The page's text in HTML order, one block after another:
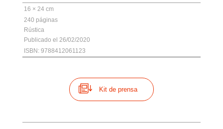
16 × 24 cm
240
Rústica
26/02/2020
ISBN: 9788412061123
Kit de prensa